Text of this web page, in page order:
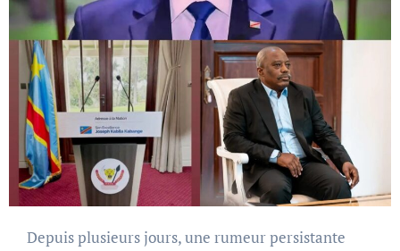
Depuis plusieurs jours, une rumeur persistante